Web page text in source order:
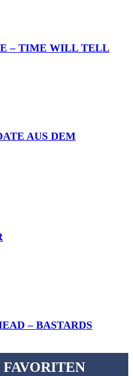
– TIME WILL TELL
AUS DEM
– BASTARDS